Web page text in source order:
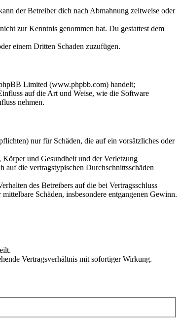
der Betreiber dich nach Abmahnung zeitweise oder
zur Kenntnis genommen hat. Du gestattest dem
einem Dritten Schaden zuzufügen.
Limited (www.phpbb.com) handelt;
auf die Art und Weise, wie die Software
nehmen.
nur für Schäden, die auf ein vorsätzliches oder
und Gesundheit und der Verletzung
auf die vertragstypischen Durchschnittsschäden
des Betreibers auf die bei Vertragsschluss
Schäden, insbesondere entgangenen Gewinn.
Vertragsverhältnis mit sofortiger Wirkung.